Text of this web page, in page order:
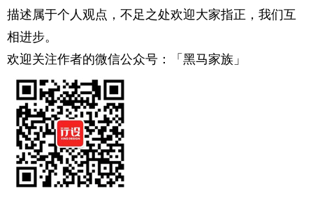
描述属于个人观点，不足之处欢迎大家指正，我们互
相进步。
欢迎关注作者的微信公众号：「黑马家族」